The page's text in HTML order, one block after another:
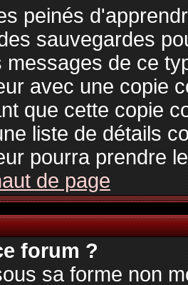
peinés
sauvegardes
messages de ce
avec une copie
que cette copie
liste de détails
pourra prendre
de page
forum ?
sa forme non